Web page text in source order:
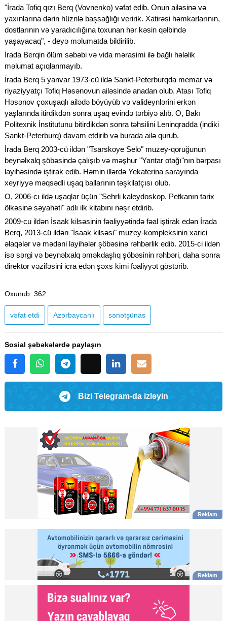
"İrada Tofiq qızı Berq (Vovnenko) vəfat edib. Onun ailəsinə və
yaxınlarına dərin hüznlə başsağlığı veririk. Xatirəsi həmkarlarının,
dostlarının və yaradıcılığına toxunan hər kəsin qəlbində
yaşayacaq", - deyə məlumatda bildirilib.
İrada Berqin ölüm səbəbi və vida mərasimi ilə bağlı hələlik
məlumat açıqlanmayıb.
İrada Berq 5 yanvar 1973-cü ildə Sankt-Peterburqda memar və
riyaziyyatçı Tofiq Həsənovun ailəsində anadan olub. Atası Tofiq
Həsənov çoxuşaqlı ailədə böyüyüb və valideynlərini erkən
yaşlarında itirdikdən sonra uşaq evində tərbiyə alıb. O, Bakı
Politexnik İnstitutunu bitirdikdən sonra təhsilini Leninqradda (indiki
Sankt-Peterburq) davam etdirib və burada ailə qurub.
İrada Berq 2003-cü ildən "Tsarskoye Selo" muzey-qoruğunun
beynəlxalq şöbəsində çalışıb və məşhur "Yantar otağı"nın bərpası
layihəsində iştirak edib. Həmin illərdə Yekaterina sarayında
xeyriyyə məqsədli uşaq ballarının təşkilatçısı olub.
O, 2006-cı ildə uşaqlar üçün "Sehrli kaleydoskop. Petkanın tarix
ölkəsinə səyahəti" adlı ilk kitabını nəşr etdirib.
2009-cu ildən İsaak kilsəsinin fəaliyyətində fəal iştirak edən İrada
Berq, 2013-cü ildən "İsaak kilsəsi" muzey-kompleksinin xarici
əlaqələr və mədəni layihələr şöbəsinə rəhbərlik edib. 2015-ci ildən
isə sərgi və beynəlxalq əməkdaşlıq şöbəsinin rəhbəri, daha sonra
direktor vəzifəsini icra edən şəxs kimi fəaliyyət göstərib.
Oxunub: 362
vəfat etdi Azərbaycanlı sənətşünas
Sosial şəbəkələrdə paylaşın
Bizi Telegram-da izləyin